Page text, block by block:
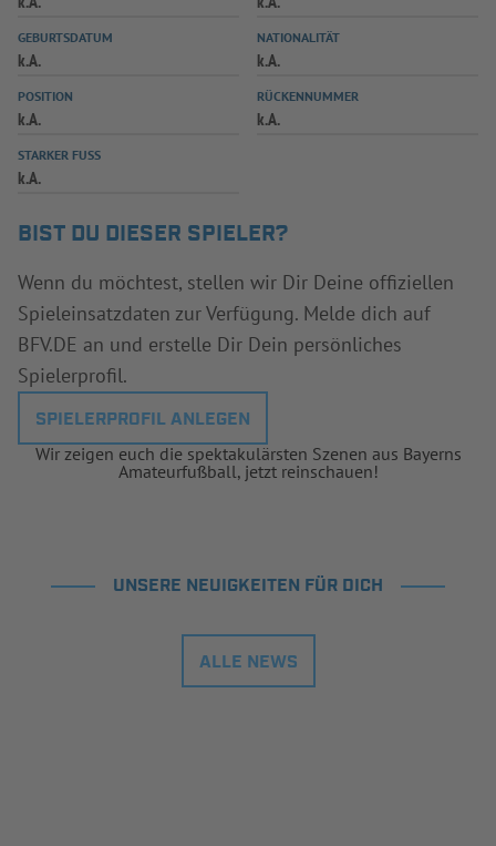
SPIELPLUS
GEBURTSDATUM
k.A.
NATIONALITÄT
k.A.
POSITION
k.A.
RÜCKENNUMMER
k.A.
STARKER FUSS
k.A.
BIST DU DIESER SPIELER?
Wenn du möchtest, stellen wir Dir Deine offiziellen
Spieleinsatzdaten zur Verfügung. Melde dich auf
BFV.DE an und erstelle Dir Dein persönliches
Spielerprofil.
SPIELERPROFIL ANLEGEN
Wir zeigen euch die spektakulärsten Szenen aus Bayerns
Amateurfußball, jetzt reinschauen!
UNSERE NEUIGKEITEN FÜR DICH
ALLE NEWS